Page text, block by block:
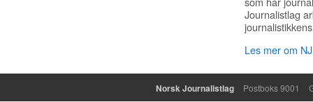
Journalistlag
Les mer om
Norsk Journalistlag Postboks 9001